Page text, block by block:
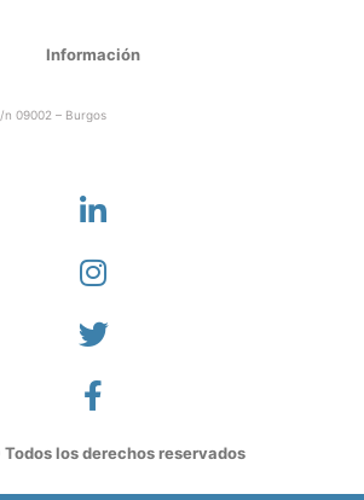
Información
n 09002 – Burgos
los derechos reservados